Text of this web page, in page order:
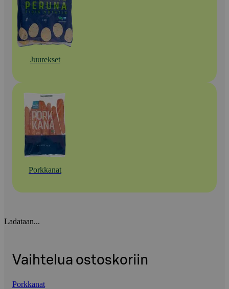
Juurekset
Porkkanat
Ladataan...
Vaihtelua ostoskoriin
Porkkanat